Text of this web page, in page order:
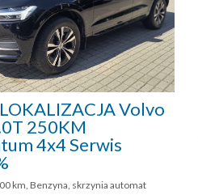
Volvo
250KM
4x4 Serwis
km, Benzyna, skrzynia automat